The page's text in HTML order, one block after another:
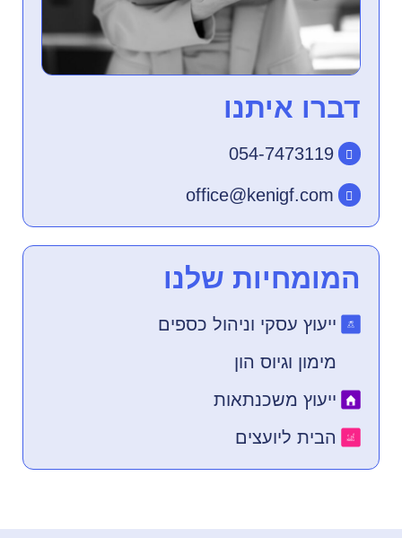
דברו איתנו
054-7473119
office@kenigf.com
המומחיות שלנו
ייעוץ עסקי וניהול כספים
מימון וגיוס הון
ייעוץ משכנתאות
הבית ליועצים